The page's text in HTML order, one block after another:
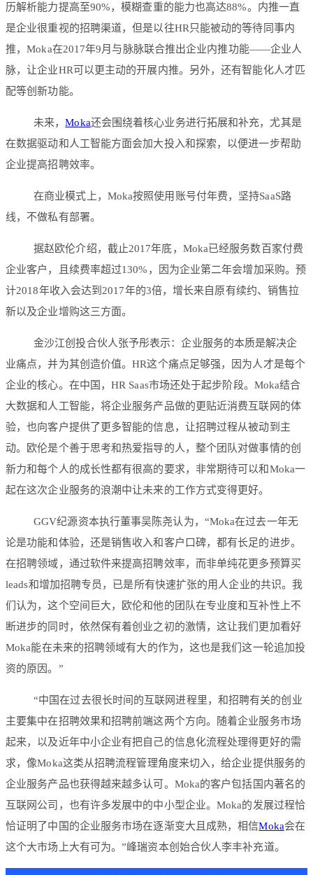
历解析能力提高至90%，模糊查重的能力也高达88%。内推一直
是企业很重视的招聘渠道，但是以往HR只能被动的等待同事内
推，Moka在2017年9月与脉脉联合推出企业内推功能——企业人
脉，让企业HR可以更主动的开展内推。另外，还有智能化人才匹
配等创新功能。
未来，Moka还会围绕着核心业务进行拓展和补充，尤其是
在数据驱动和人工智能方面会加大投入和探索，以便进一步帮助
企业提高招聘效率。
在商业模式上，Moka按照使用账号付年费，坚持SaaS路
线，不做私有部署。
据赵欧伦介绍，截止2017年底，Moka已经服务数百家付费
企业客户，且续费率超过130%，因为企业第二年会增加采购。预
计2018年收入会达到2017年的3倍，增长来自原有续约、销售拉
新以及企业增购这三方面。
金沙江创投合伙人张予彤表示：企业服务的本质是解决企
业痛点，并为其创造价值。HR这个痛点足够强，因为人才是每个
企业的核心。在中国，HR Saas市场还处于起步阶段。Moka结合
大数据和人工智能，将企业服务产品做的更贴近消费互联网的体
验，也向客户提供了更多智能的信息，让招聘过程从被动到主
动。欧伦是个善于思考和热爱指导的人，整个团队对做事情的创
新力和每个人的成长性都有很高的要求，非常期待可以和Moka一
起在这次企业服务的浪潮中让未来的工作方式变得更好。
GGV纪源资本执行董事吴陈尧认为，“Moka在过去一年无
论是功能和体验，还是销售收入和客户口碑，都有长足的进步。
在招聘领域，通过软件来提高招聘效率，而非单纯花更多预算买
leads和增加招聘专员，已是所有快速扩张的用人企业的共识。我
们认为，这个空间巨大，欧伦和他的团队在专业度和互补性上不
断进步的同时，依然保有着创业之初的激情，这让我们更加看好
Moka能在未来的招聘领域有大的作为，这也是我们这一轮追加投
资的原因。”
“中国在过去很长时间的互联网进程里，和招聘有关的创业
主要集中在招聘效果和招聘前端这两个方向。随着企业服务市场
起来，以及近年中小企业有把自己的信息化流程处理得更好的需
求，像Moka这类从招聘流程管理角度来切入，给企业提供服务的
企业服务产品也获得越来越多认可。Moka的客户包括国内著名的
互联网公司，也有许多发展中的中小型企业。Moka的发展过程恰
恰证明了中国的企业服务市场在逐渐变大且成熟，相信Moka会在
这个大市场上大有可为。”峰瑞资本创始合伙人李丰补充道。